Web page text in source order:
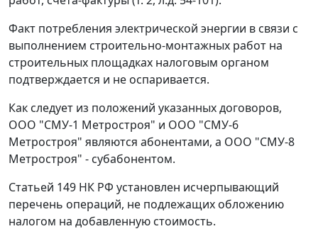
Факт потребления электрической энергии в связи с
выполнением строительно-монтажных работ на
строительных площадках налоговым органом
подтверждается и не оспаривается.
Как следует из положений указанных договоров,
ООО "СМУ-1 Метростроя" и ООО "СМУ-6
Метростроя" являются абонентами, а ООО "СМУ-8
Метростроя" - субабонентом.
Статьей 149 НК РФ установлен исчерпывающий
перечень операций, не подлежащих обложению
налогом на добавленную стоимость.